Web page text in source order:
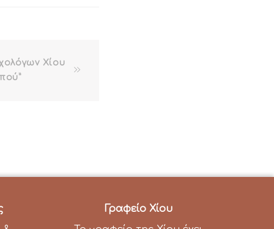
Χίου
Γραφείο Χίου